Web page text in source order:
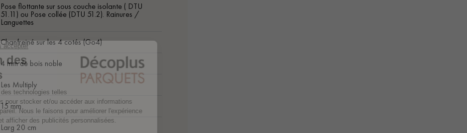
Pose flottante sur sous couche isolante ( DTU
51.11) ou Pose collée (DTU 51.2). Rainures /
Languettes
Chanfreiné sur les 4 cotés (Go4)
4 mm de bois noble
Les Multiply
15 mm
Larg 20 cm